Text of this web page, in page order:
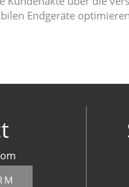
Endgeräte